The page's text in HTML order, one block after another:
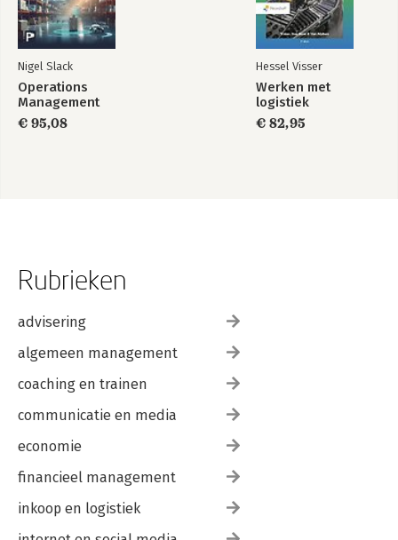
Nigel Slack
Operations
Management
€ 95,08
Hessel Visser
Werken met
logistiek
€ 82,95
Rubrieken
advisering
algemeen management
coaching en trainen
communicatie en media
economie
financieel management
inkoop en logistiek